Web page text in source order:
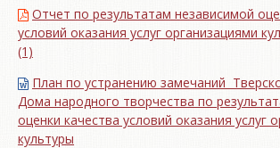
Отчет по результатам независимой
условий оказания услуг организациями
(1)
План по устранению замечаний
Дома народного творчества по
оценки качества условий оказания услуг
культуры